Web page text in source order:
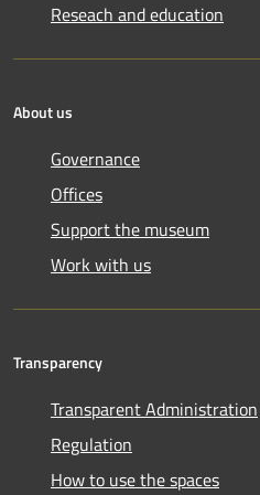
Reseach and education
About us
Governance
Offices
Support the museum
Work with us
Transparency
Transparent Administration
Regulation
How to use the spaces